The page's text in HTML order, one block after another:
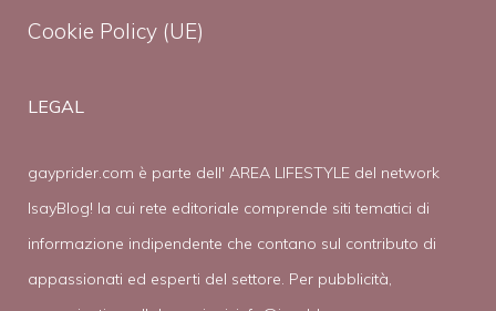
Cookie Policy (UE)
LEGAL
gayprider.com è parte dell' AREA LIFESTYLE del network
IsayBlog! la cui rete editoriale comprende siti tematici di
informazione indipendente che contano sul contributo di
appassionati ed esperti del settore. Per pubblicità,